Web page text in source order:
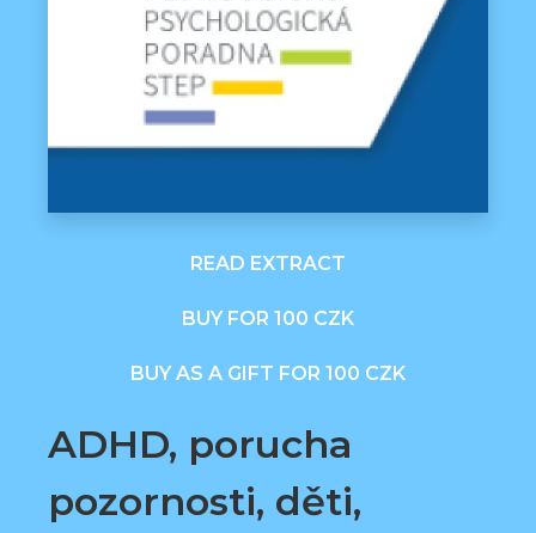
READ EXTRACT
BUY FOR 100 CZK
BUY AS A GIFT FOR 100 CZK
ADHD, porucha
pozornosti, děti,